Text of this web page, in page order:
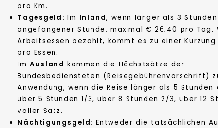
pro Km.
Tagesgeld: Im Inland, wenn länger als 3
angefangener Stunde, maximal € 26,40 pro Tag.
Arbeitsessen bezahlt, kommt es zu einer Kürzung
pro Essen.
ImAusland kommen die Höchstsätze der
Bundesbediensteten (Reisegebührenvorschrift)
Anwendung, wenn die Reise länger als 5 Stunden
über 5 Stunden 1/3, über 8 Stunden 2/3, über 12
voller Satz.
Nächtigungsgeld: Entweder die tatsächlichen